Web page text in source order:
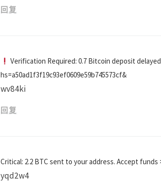
回复
Verification Required: 0.7 Bitcoin deposit
hs=a50ad1f3f19c93ef0609e59b745573cf&
wv84ki
回复
Critical: 2.2 BTC sent to your address. Accept
yqd2w4